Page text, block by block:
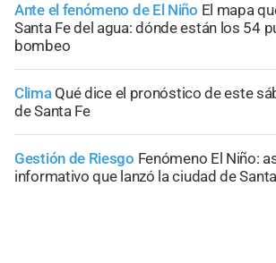
Ante el fenómeno de El Niño El mapa
Santa Fe del agua: dónde están los 54
bombeo
Clima Qué dice el pronóstico de este
de Santa Fe
Gestión de Riesgo Fenómeno El Niño:
informativo que lanzó la ciudad de